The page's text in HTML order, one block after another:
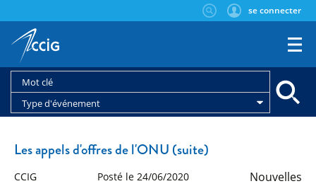
se connecter
Type d'événement
Les appels d'offres de l'ONU (suite)
CCIG Posté le 24/06/2020
Nouvelles